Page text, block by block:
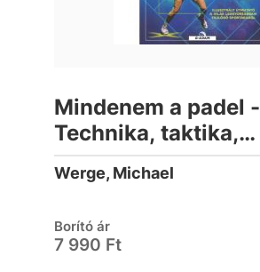
Mindenem a padel -
Technika, taktika,
szabályok
Werge, Michael
Borító ár
7 990 Ft